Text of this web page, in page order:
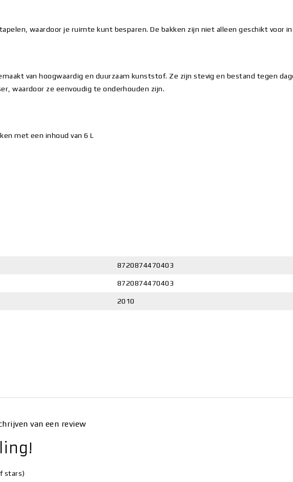
waardoor je ruimte kunt besparen. De bakken zijn niet alleen geschikt voor
van hoogwaardig en duurzaam kunststof. Ze zijn stevig en bestand tegen
waardoor ze eenvoudig te onderhouden zijn.
met een inhoud van 6 L
8720874470403
8720874470403
2010
van een review
stars)